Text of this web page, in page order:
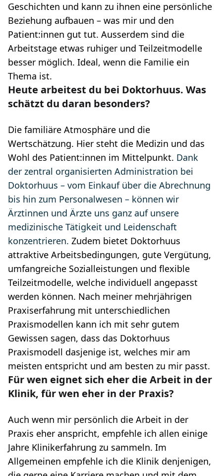
Geschichten und kann zu ihnen eine persönliche
Beziehung aufbauen – was mir und den
Patient:innen gut tut. Ausserdem sind die
Arbeitstage etwas ruhiger und Teilzeitmodelle
besser möglich. Ideal, wenn die Familie ein
Thema ist.
Heute arbeitest du bei Doktorhuus. Was
schätzt du daran besonders?
Die familiäre Atmosphäre und die
Wertschätzung. Hier steht die Medizin und das
Wohl des Patient:innen im Mittelpunkt. Dank
der zentral organisierten Administration bei
Doktorhuus – vom Einkauf über die Abrechnung
bis hin zum Personalwesen – können wir
Ärztinnen und Ärzte uns ganz auf unsere
medizinische Tätigkeit und Leidenschaft
konzentrieren. Zudem bietet Doktorhuus
attraktive Arbeitsbedingungen, gute Vergütung,
umfangreiche Sozialleistungen und flexible
Teilzeitmodelle, welche individuell angepasst
werden können. Nach meiner mehrjährigen
Praxiserfahrung mit unterschiedlichen
Praxismodellen kann ich mit sehr gutem
Gewissen sagen, dass das Doktorhuus
Praxismodell dasjenige ist, welches mir am
meisten entspricht und am besten zu mir passt.
Für wen eignet sich eher die Arbeit in der
Klinik, für wen eher in der Praxis?
Auch wenn mir persönlich die Arbeit in der
Praxis eher anspricht, empfehle ich allen einige
Jahre Klinikerfahrung zu sammeln. Im
Allgemeinen empfehle ich die Klinik denjenigen,